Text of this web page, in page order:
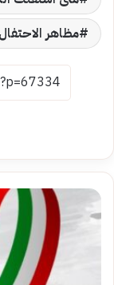
مظاهر
فعاليات
الاحتفال